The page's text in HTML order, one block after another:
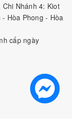
Nhánh 4: Kiot
Hòa Phong - Hòa
cấp ngày